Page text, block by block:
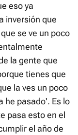
eso ya
inversión que
se ve un poco
la gente que
tienes que
la ves un poco
he pasado'. Es lo
pasa esto en el
el año de